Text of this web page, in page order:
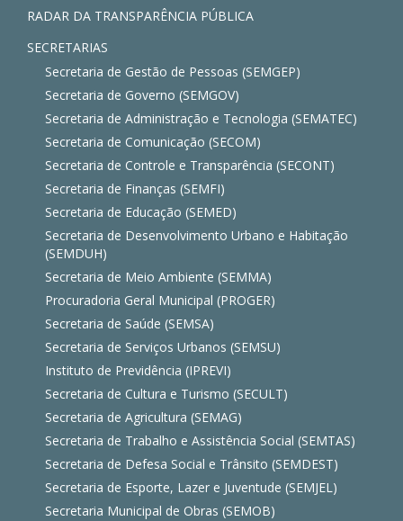
RADAR DA TRANSPARÊNCIA PÚBLICA
SECRETARIAS
Secretaria de Gestão de Pessoas (SEMGEP)
Secretaria de Governo (SEMGOV)
Secretaria de Administração e Tecnologia (SEMATEC)
Secretaria de Comunicação (SECOM)
Secretaria de Controle e Transparência (SECONT)
Secretaria de Finanças (SEMFI)
Secretaria de Educação (SEMED)
Secretaria de Desenvolvimento Urbano e Habitação
(SEMDUH)
Secretaria de Meio Ambiente (SEMMA)
Procuradoria Geral Municipal (PROGER)
Secretaria de Saúde (SEMSA)
Secretaria de Serviços Urbanos (SEMSU)
Instituto de Previdência (IPREVI)
Secretaria de Cultura e Turismo (SECULT)
Secretaria de Agricultura (SEMAG)
Secretaria de Trabalho e Assistência Social (SEMTAS)
Secretaria de Defesa Social e Trânsito (SEMDEST)
Secretaria de Esporte, Lazer e Juventude (SEMJEL)
Secretaria Municipal de Obras (SEMOB)